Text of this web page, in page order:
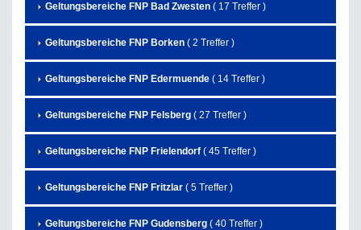
Geltungsbereiche FNP Bad Zwesten ( 17 Treffer )
Geltungsbereiche FNP Borken ( 2 Treffer )
Geltungsbereiche FNP Edermuende ( 14 Treffer )
Geltungsbereiche FNP Felsberg ( 27 Treffer )
Geltungsbereiche FNP Frielendorf ( 45 Treffer )
Geltungsbereiche FNP Fritzlar ( 5 Treffer )
Geltungsbereiche FNP Gudensberg ( 40 Treffer )